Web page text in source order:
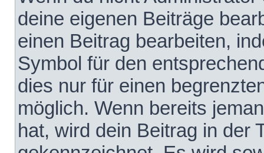
deine eigenen Beiträge
einen Beitrag bearbeiten,
Symbol für den
dies nur für einen
möglich. Wenn bereits
hat, wird dein Beitrag in der